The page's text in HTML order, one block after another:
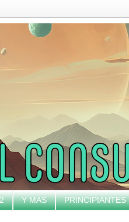
Y MAS PRINCIPIANTES